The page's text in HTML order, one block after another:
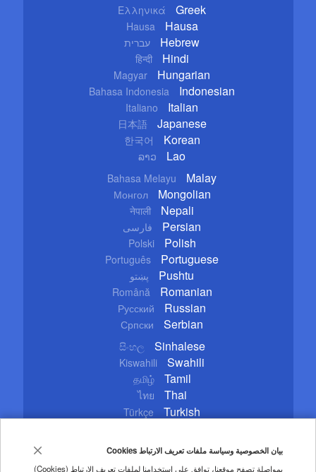
Ελληνικά Greek
Hausa Hausa
עברית Hebrew
हिन्दी Hindi
Magyar Hungarian
Bahasa Indonesia Indonesian
Italiano Italian
日本語 Japanese
한국어 Korean
ລາວ Lao
Bahasa Melayu Malay
Монгол Mongolian
नेपाली Nepali
فارسی Persian
Polski Polish
Português Portuguese
پښتو Pushtu
Română Romanian
Русский Russian
Српски Serbian
සිංහල Sinhalese
Kiswahili Swahili
தமிழ் Tamil
ไทย Thai
Türkçe Turkish
اردو
Vietnamese
بيان الخصوصية وسياسة ملفات تعريف الارتباط Cookies
بمواصلة تصفح موقعنا، توافق على استخدامنا لملفات تعريف الارتباط (Cookies)